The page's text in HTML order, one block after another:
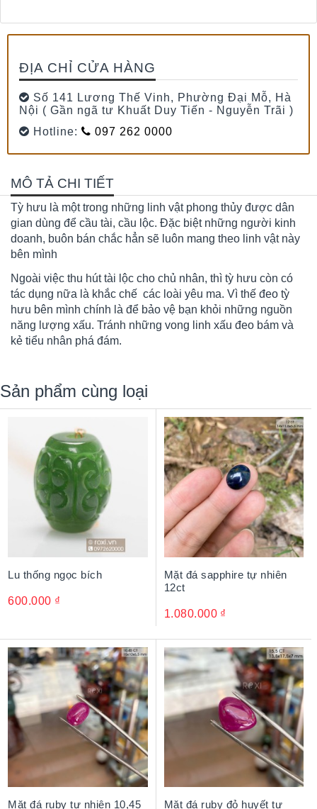
ĐỊA CHỈ CỬA HÀNG
Số 141 Lương Thế Vinh, Phường Đại Mỗ, Hà
Nội ( Gần ngã tư Khuất Duy Tiến - Nguyễn Trãi )
Hotline:
097 262 0000
MÔ TẢ CHI TIẾT
Tỳ hưu là một trong những linh vật phong thủy được dân
gian dùng để cầu tài, cầu lộc. Đặc biệt những người kinh
doanh, buôn bán chắc hẳn sẽ luôn mang theo linh vật này
bên mình
Ngoài việc thu hút tài lộc cho chủ nhân, thì tỳ hưu còn có
tác dụng nữa là khắc chế các loài yêu ma. Vì thế đeo tỳ
hưu bên mình chính là để bảo vệ bạn khỏi những nguồn
năng lượng xấu. Tránh những vong linh xấu đeo bám và
kẻ tiểu nhân phá đám.
Sản phẩm cùng loại
Lu thống ngọc bích
600.000 ₫
Mặt đá sapphire tự nhiên
12ct
1.080.000 ₫
Mặt đá ruby tự nhiên 10,45
Mặt đá ruby đỏ huyết tự